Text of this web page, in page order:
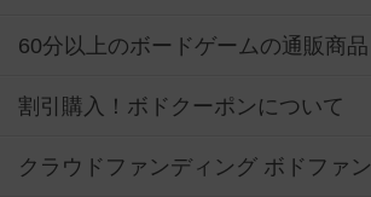
60分以上のボードゲームの通販商品
割引購入！ボドクーポンについて
クラウドファンディング ボドファン